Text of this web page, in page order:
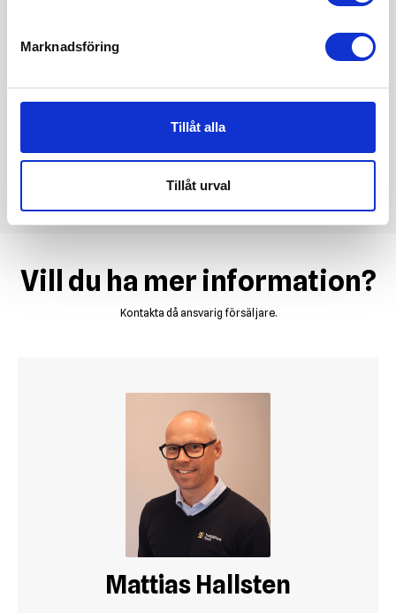
Marknadsföring
Tillåt alla
Tillåt urval
Vill du ha mer information?
Kontakta då ansvarig försäljare.
Mattias Hallsten